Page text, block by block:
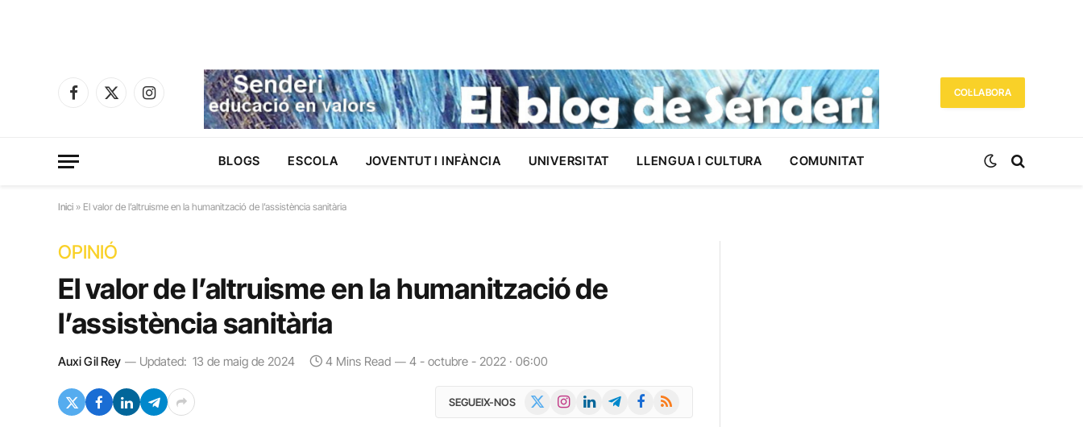
Facebook
X
Instagram
COL·LABORA
BLOGS ESCOLA JOVENTUT I INFÀNCIA UNIVERSITAT LLENGUA I CULTURA COMUNITAT
Inici » El valor de l’altruisme en la humanització de l’assistència sanitària
OPINIÓ
El valor de l’altruisme en la humanització de
l’assistència sanitària
Auxi Gil Rey Updated: 13 de maig de 2024 4 Mins Read 4 - octubre - 2022 · 06:00
SEGUEIX-NOS InstagramLinkedInTelegramFacebook
RSS